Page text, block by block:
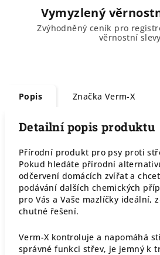
Vymyzlený
Zvýhodněný ceník pro
věrnostní
Popis Značka Verm-X
Detailní popis produktu
Přírodní produkt pro psy proti
Pokud hledáte přírodní
odčervení domácích zvířat a
podávání dalších chemických
pro Vás a Vaše mazlíčky ideální,
chutné řešení.
Verm-X kontroluje a napomáhá
správné funkci střev, je jemný k